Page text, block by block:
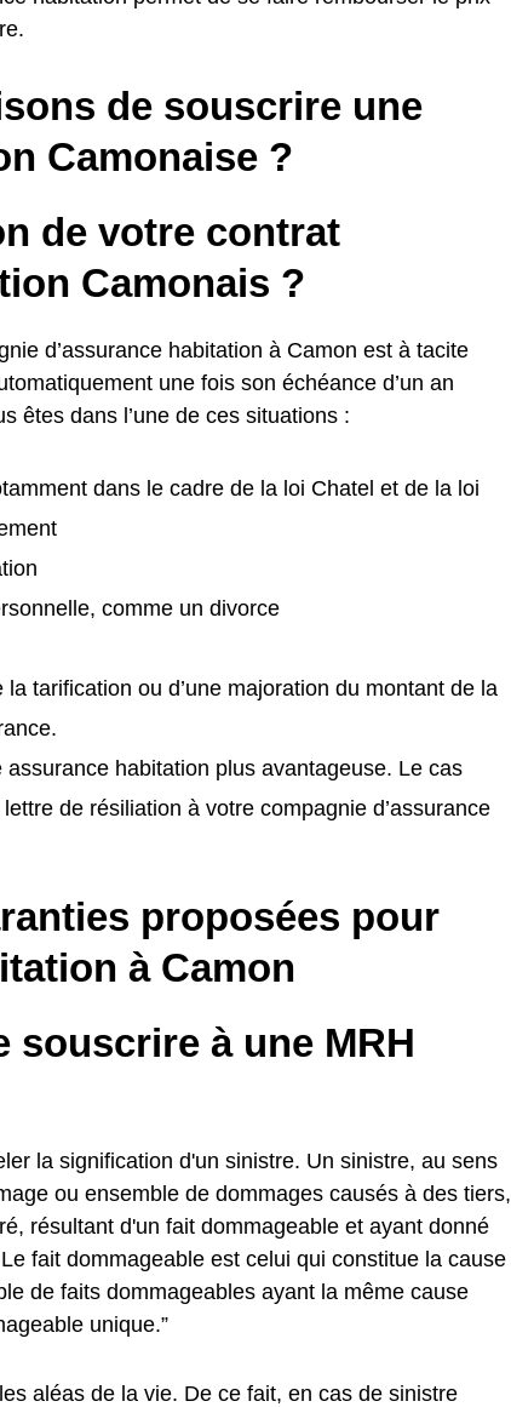
de souscrire une
Camonaise ?
de votre contrat
Camonais ?
d’assurance habitation à Camon est à tacite
une fois son échéance d’un an
êtes dans l’une de ces situations :
dans le cadre de la loi Chatel et de la loi
comme un divorce
tarification ou d’une majoration du montant de la
habitation plus avantageuse. Le cas
de résiliation à votre compagnie d’assurance
proposées pour
à Camon
souscrire à une MRH
la signification d'un sinistre. Un sinistre, au sens
ou ensemble de dommages causés à des tiers,
résultant d'un fait dommageable et ayant donné
fait dommageable est celui qui constitue la cause
de faits dommageables ayant la même cause
unique.”
aléas de la vie. De ce fait, en cas de sinistre